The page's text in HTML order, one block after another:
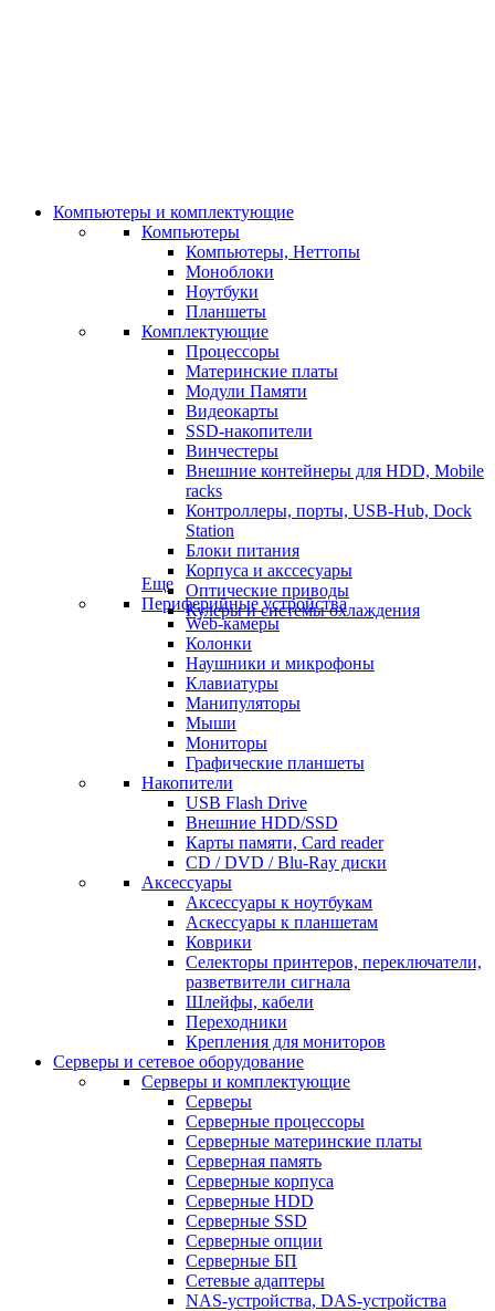
Компьютеры и комплектующие
Компьютеры
Компьютеры, Неттопы
Моноблоки
Ноутбуки
Планшеты
Комплектующие
Процессоры
Материнские платы
Модули Памяти
Видеокарты
SSD-накопители
Винчестеры
Внешние контейнеры для HDD, Mobile
racks
Контроллеры, порты, USB-Hub, Dock
Station
Блоки питания
Корпуса и акссесуары
Оптические приводы
Кулеры и системы охлаждения
Еще
Периферийные устройства
Web-камеры
Колонки
Наушники и микрофоны
Клавиатуры
Манипуляторы
Мыши
Мониторы
Графические планшеты
Накопители
USB Flash Drive
Внешние HDD/SSD
Карты памяти, Card reader
CD / DVD / Blu-Ray диски
Аксессуары
Аксессуары к ноутбукам
Аскессуары к планшетам
Коврики
Селекторы принтеров, переключатели,
разветвители сигнала
Шлейфы, кабели
Переходники
Крепления для мониторов
Серверы и сетевое оборудование
Серверы и комплектующие
Серверы
Серверные процессоры
Серверные материнские платы
Серверная память
Серверные корпуса
Серверные HDD
Серверные SSD
Серверные опции
Серверные БП
Сетевые адаптеры
NAS-устройства, DAS-устройства